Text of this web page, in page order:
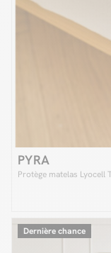
PYRA
Protège matelas Lyocell
Dernière chance